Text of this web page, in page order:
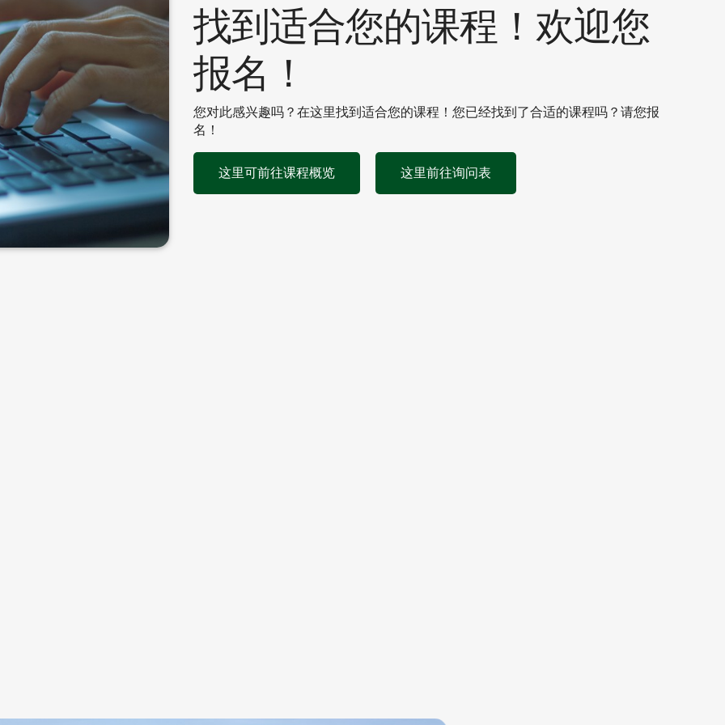
找到适合您的课程！欢迎您
报名！
您对此感兴趣吗？在这里找到适合您的课程！您已经找到了合适的课程吗？请您报
名！
这里可前往课程概览 这里前往询问表